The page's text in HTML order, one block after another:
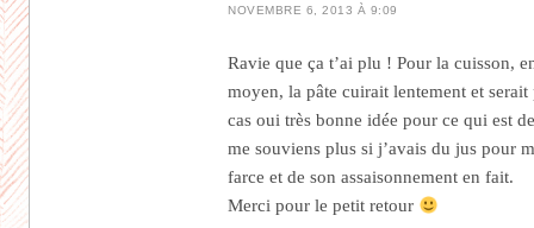
NOVEMBRE 6, 2013 À 9:09
Ravie que ça t’ai plu ! Pour la cuisson,
moyen, la pâte cuirait lentement et
cas oui très bonne idée pour ce qui est
me souviens plus si j’avais du jus pour
farce et de son assaisonnement en fait.
Merci pour le petit retour